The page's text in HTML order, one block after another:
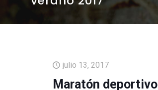
julio 13, 2017
Maratón deportivo